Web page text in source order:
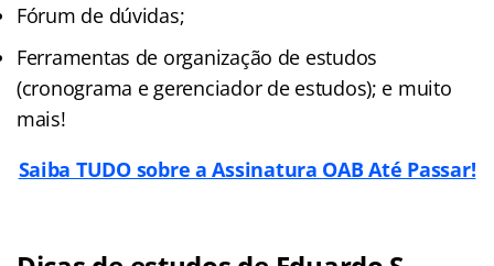
Fórum de dúvidas;
Ferramentas de organização de estudos
(cronograma e gerenciador de estudos); e muito
mais!
Saiba TUDO sobre a Assinatura OAB Até Passar!